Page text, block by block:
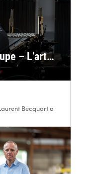
– L’art…
Becquart a